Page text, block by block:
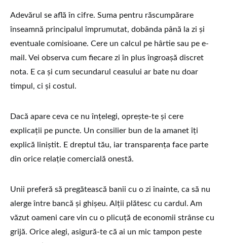
Adevărul se află în cifre. Suma pentru răscumpărare
înseamnă principalul împrumutat, dobânda până la zi și
eventuale comisioane. Cere un calcul pe hârtie sau pe e-
mail. Vei observa cum fiecare zi în plus îngroașă discret
nota. E ca și cum secundarul ceasului ar bate nu doar
timpul, ci și costul.
Dacă apare ceva ce nu înțelegi, oprește-te și cere
explicații pe puncte. Un consilier bun de la amanet îți
explică liniștit. E dreptul tău, iar transparența face parte
din orice relație comercială onestă.
Unii preferă să pregătească banii cu o zi înainte, ca să nu
alerge între bancă și ghișeu. Alții plătesc cu cardul. Am
văzut oameni care vin cu o plicuță de economii strânse cu
grijă. Orice alegi, asigură-te că ai un mic tampon peste